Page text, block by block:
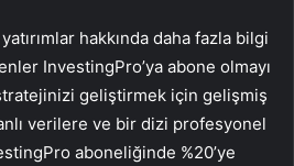
hakkında daha fazla bilgi
InvestingPro’ya abone olmayı
geliştirmek için gelişmiş
verilere ve bir dizi profesyonel
aboneliğinde %20’ye